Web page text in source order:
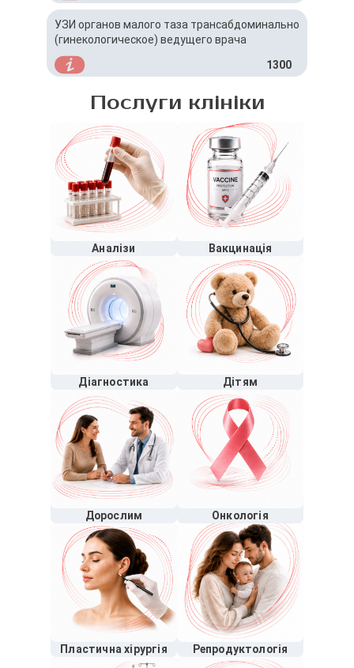
УЗИ органов малого таза трансабдоминально
(гинекологическое) ведущего врача
1300
Послуги клініки
Аналізи Вакцинація
Діагностика Дітям
Дорослим Онкологія
Пластична хірургія Репродуктологія